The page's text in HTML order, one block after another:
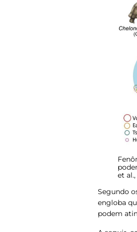
et
Segundo
engloba
podem